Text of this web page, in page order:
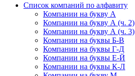
Список компаний по алфавиту
Компании на букву А
Компании на букву А (ч. 2)
Компании на букву А (ч. 3)
Компании на буквы Б-В
Компании на буквы Г-Д
Компании на буквы Е-Й
Компании на буквы К-Л